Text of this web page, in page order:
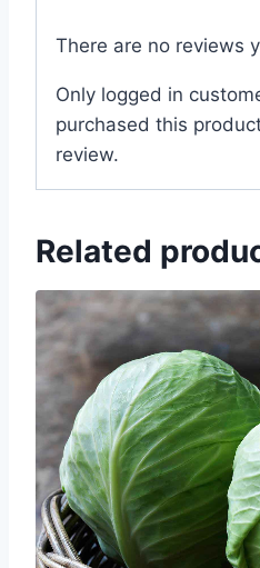
There are no reviews
Only logged in
purchased this
review.
Related